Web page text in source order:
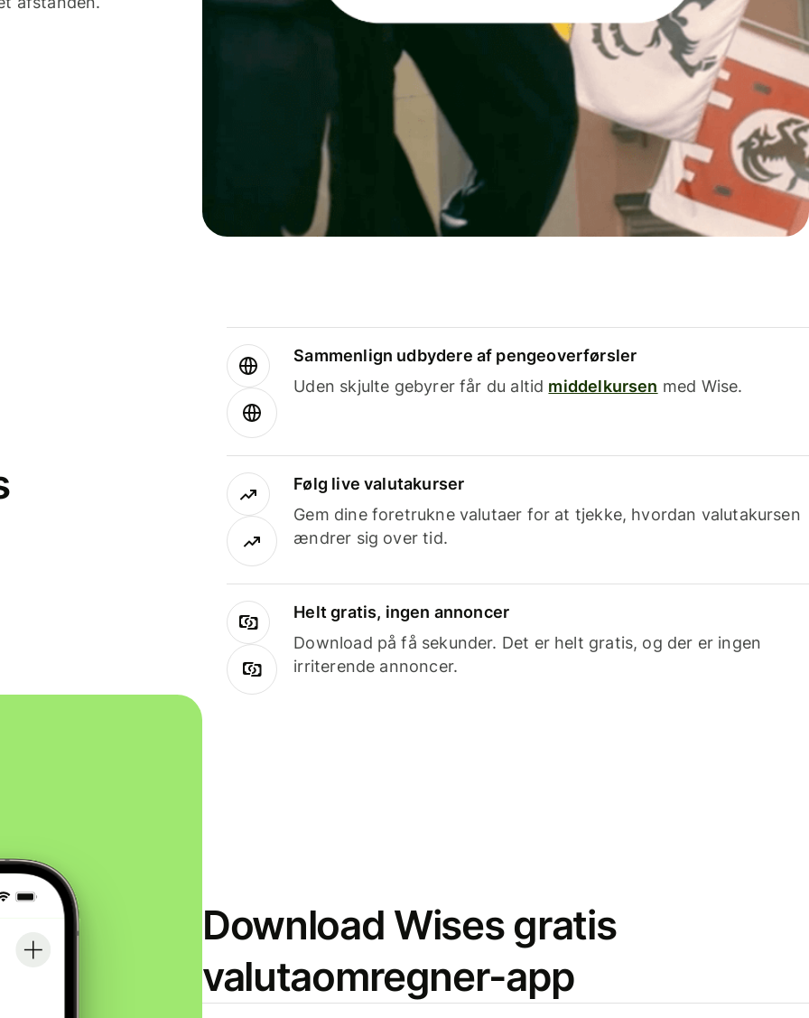
Sammenlign udbydere af pengeoverførsler
Uden skjulte gebyrer får du altid middelkursen med Wise.
Følg live valutakurser
Gem dine foretrukne valutaer for at tjekke, hvordan valutakursen
ændrer sig over tid.
Helt gratis, ingen annoncer
Download på få sekunder. Det er helt gratis, og der er ingen
irriterende annoncer.
Download Wises gratis
valutaomregner-app